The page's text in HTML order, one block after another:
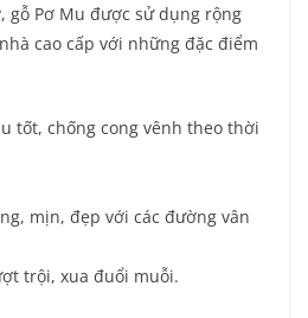
gỗ Pơ Mu được sử dụng rộng
cao cấp với những đặc điểm
tốt, chống cong vênh theo thời
mịn, đẹp với các đường vân
trội, xua đuổi muỗi.